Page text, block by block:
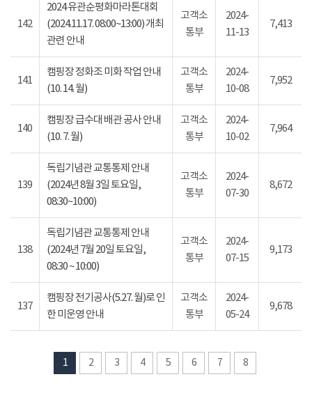
142
2024 유관순평화마라톤대회
(2024.11.17. 08:00~13:00) 개최
관련 안내
고객소
통부
2024-
11-13
7,413
141
캠핑장 정화조 미화 작업 안내
(10. 14. 월)
고객소
통부
2024-
10-08
7,952
140
캠핑장 급수대 배관 공사 안내
(10. 7. 월)
고객소
통부
2024-
10-02
7,964
139
독립기념관 교통통제 안내
(2024년 8월 3일 토요일,
08:30~10:00)
고객소
통부
2024-
07-30
8,672
138
독립기념관 교통통제 안내
(2024년 7월 20일 토요일,
08:30 ~ 10:00)
고객소
통부
2024-
07-15
9,173
137
캠핑장 전기공사(5.27. 월)로 인
한 미운영 안내
고객소
통부
2024-
05-24
9,678
1 2 3 4 5 6 7 8